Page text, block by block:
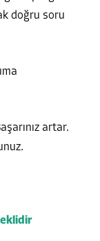
doğru soru
artar.